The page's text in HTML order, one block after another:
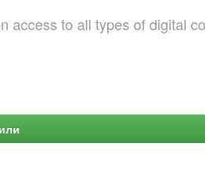
access to all types of digital